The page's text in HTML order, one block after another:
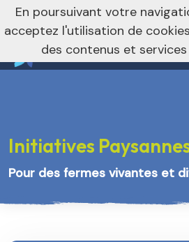
nivo_2026: 1
Initiatives
Pour des fermes vivantes et
En poursuivant votre
acceptez l'utilisation de
des contenus et